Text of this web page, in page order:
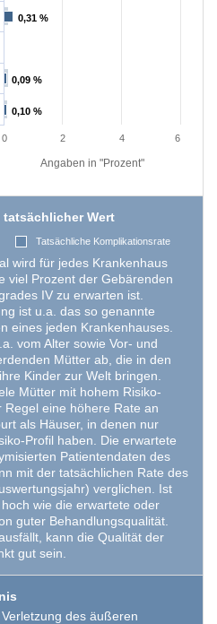
Angaben in "Prozent"
0,31 %
0,31 %
0,09 %
0,09 %
0,10 %
0,10 %
0 2 4 6
Wert
Tatsächliche Komplikationsrate
wird für jedes Krankenhaus
viel Prozent der Gebärenden
IV zu erwarten ist.
ist u.a. das so genannte
eines jeden Krankenhauses.
vom Alter sowie Vor- und
Mütter ab, die in den
Kinder zur Welt bringen.
Mütter mit hohem Risiko-
eine höhere Rate an
als Häuser, in denen nur
Profil haben. Die erwartete
Patientendaten des
mit der tatsächlichen Rate des
verglichen. Ist
wie die erwartete oder
guter Behandlungsqualität.
kann die Qualität der
gut sein.
des äußeren
und Social Media
können, werden von
Cookies gesetzt.